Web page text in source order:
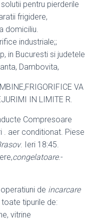
pentru pierderile
frigidere,
domiciliu.
industriale;;
in Bucuresti si judetele
Dambovita,
VA
IN LIMITE R.
Compresoare
. aer conditionat. Piese
. Ieri 18:45.
congelatoare.-
de incarcare
toate tipurile de:
vitrine